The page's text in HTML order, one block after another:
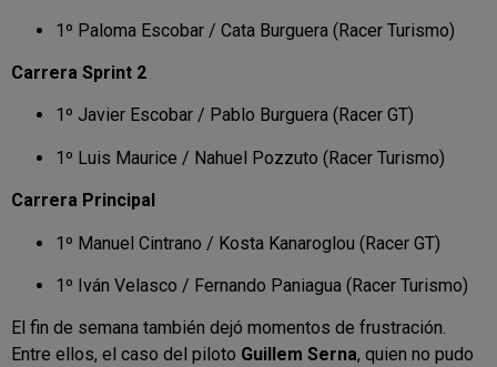
1º Paloma Escobar / Cata Burguera (Racer Turismo)
Carrera Sprint 2
1º Javier Escobar / Pablo Burguera (Racer GT)
1º Luis Maurice / Nahuel Pozzuto (Racer Turismo)
Carrera Principal
1º Manuel Cintrano / Kosta Kanaroglou (Racer GT)
1º Iván Velasco / Fernando Paniagua (Racer Turismo)
El fin de semana también dejó momentos de frustración.
Entre ellos, el caso del piloto Guillem Serna, quien no pudo